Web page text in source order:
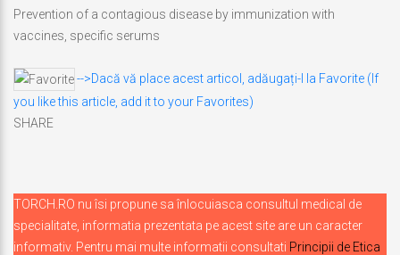
Prevention of a contagious disease by immunization with
vaccines, specific serums
-->Dacă vă place acest articol, adăugați-l la Favorite (If
you like this article, add it to your Favorites)
SHARE
TORCH.RO nu îsi propune sa înlocuiasca consultul medical de
specialitate, informatia prezentata pe acest site are un caracter
informativ. Pentru mai multe informatii consultati Principii de Etica